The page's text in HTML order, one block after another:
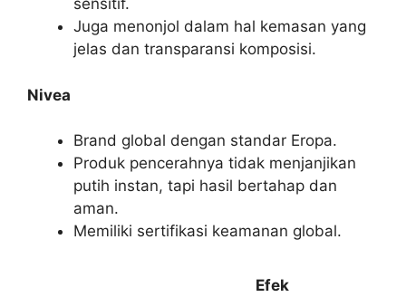
sensitif.
Juga menonjol dalam hal kemasan yang
jelas dan transparansi komposisi.
Nivea
Brand global dengan standar Eropa.
Produk pencerahnya tidak menjanjikan
putih instan, tapi hasil bertahap dan
aman.
Memiliki sertifikasi keamanan global.
Efek